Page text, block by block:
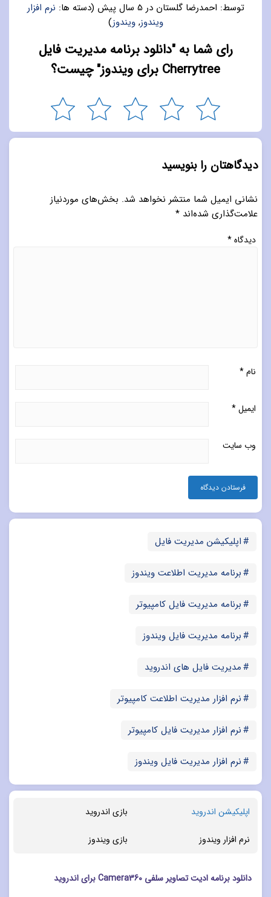
توسط: احمدرضا گلستان در5 سال پیش (دسته ها: نرم افزار
ویندوز,ویندوز)
رای شما به "دانلود برنامه مدیریت فایل
Cherrytree برای ویندوز" چیست؟
دیدگاهتان را بنویسید
نشانی ایمیل شما منتشر نخواهد شد. بخش‌های موردنیاز
علامت‌گذاری شده‌اند *
دیدگاه*
نام*
ایمیل*
وب‌ سایت
اپلیکیشن مدیریت فایل
برنامه مدیریت اطلاعت ویندوز
برنامه مدیریت فایل کامپیوتر
برنامه مدیریت فایل ویندوز
مدیریت فایل های اندروید
نرم افزار مدیریت اطلاعت کامپیوتر
نرم افزار مدیریت فایل کامپیوتر
نرم افزار مدیریت فایل ویندوز
اپلیکیشن اندروید بازی اندروید
نرم افزار ویندوز بازی ویندوز
دانلود برنامه ادیت تصاویر سلفی Camera360 برای اندروید